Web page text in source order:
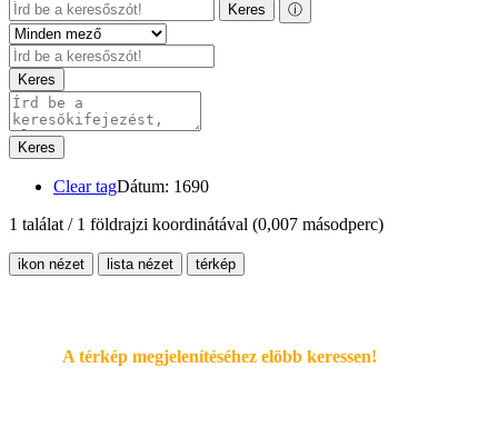
Keres ⓘ
Keres
Keres
Clear tagDátum: 1690
1 találat / 1 földrajzi koordinátával (0,007 másodperc)
ikon nézet lista nézet térkép
A térkép megjelenítéséhez elöbb keressen!